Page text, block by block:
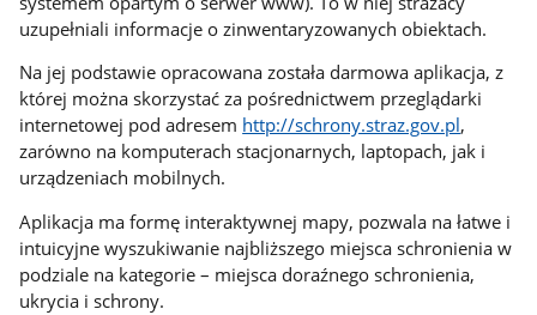
uzupełniali informacje o zinwentaryzowanych obiektach.
Na jej podstawie opracowana została darmowa aplikacja, z
której można skorzystać za pośrednictwem przeglądarki
internetowej pod adresem http://schrony.straz.gov.pl,
zarówno na komputerach stacjonarnych, laptopach, jak i
urządzeniach mobilnych.
Aplikacja ma formę interaktywnej mapy, pozwala na łatwe i
intuicyjne wyszukiwanie najbliższego miejsca schronienia w
podziale na kategorie – miejsca doraźnego schronienia,
ukrycia i schrony.